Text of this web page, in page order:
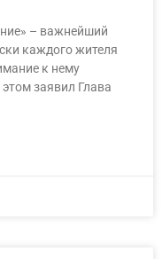
– важнейший
каждого жителя
к нему
заявил Глава